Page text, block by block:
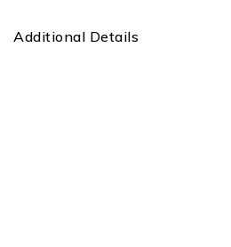
Additional Details